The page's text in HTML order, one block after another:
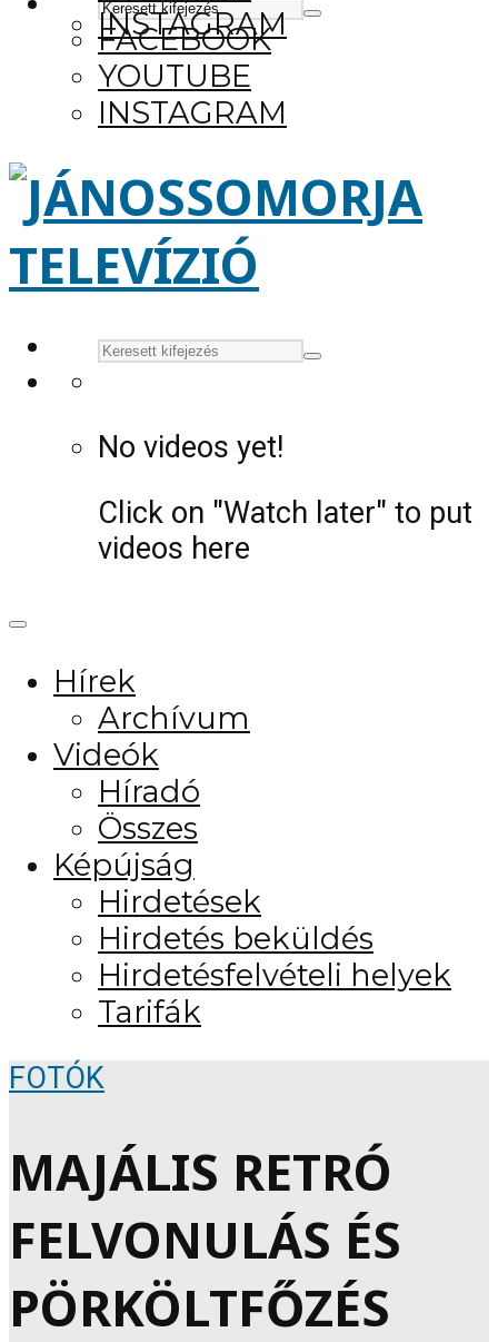
INSTAGRAM
FACEBOOK
YOUTUBE
INSTAGRAM
No videos yet!
Click on "Watch later" to put
videos here
Hírek
Archívum
Videók
Híradó
Összes
Képújság
Hirdetések
Hirdetés beküldés
Hirdetésfelvételi helyek
Tarifák
FOTÓK
MAJÁLIS RETRÓ
FELVONULÁS ÉS
PÖRKÖLTFŐZÉS